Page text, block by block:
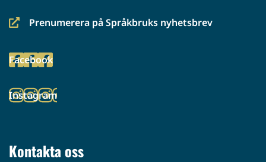
Prenumerera på Språkbruks nyhetsbrev
(siirryt
palveluun)
Facebook
(siirryt
palveluun)
Instagram
(siirryt
Kontakta oss